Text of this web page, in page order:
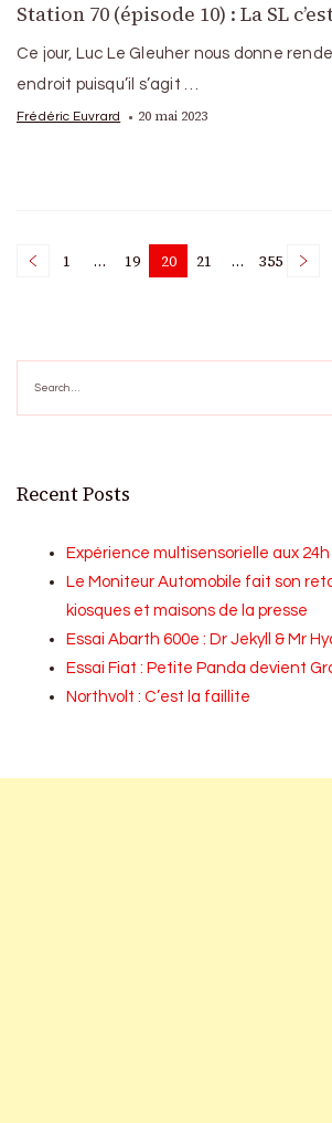
Station 70 (épisode 10) : La SL
Ce jour, Luc Le Gleuher nous donne
endroit puisqu’il s’agit …
Frédéric Euvrard 20 mai 2023
Posts
Page
1 … Page
19 Page
20 Page
21 … Page
355
for:
Recent Posts
Expérience multisensorielle aux
Le Moniteur Automobile fait son
kiosques et maisons de la presse
Essai Abarth 600e : Dr Jekyll & Mr
Essai Fiat : Petite Panda devient
Northvolt : C’est la faillite